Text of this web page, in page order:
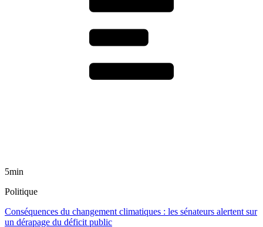
5min
Politique
Conséquences du changement climatiques : les sénateurs alertent sur
un dérapage du déficit public